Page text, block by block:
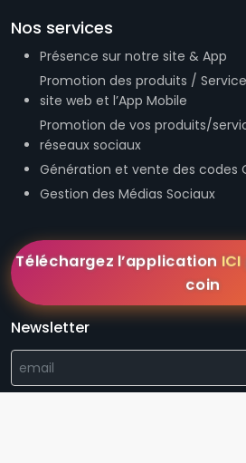
Nos services
Présence sur notre site & App
Promotion des produits /
site web et l’App Mobile
Promotion de vos produits/
réseaux sociaux
Génération et vente des codes
Gestion des Médias Sociaux
Téléchargez l’application ICI
coin
Newsletter